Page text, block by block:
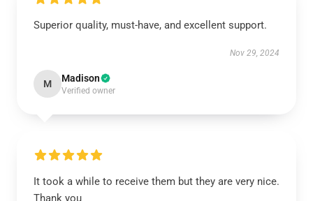
Superior quality, must-have, and excellent support.
Nov 29, 2024
M Madison
Verified owner
It took a while to receive them but they are very nice.
Thank you